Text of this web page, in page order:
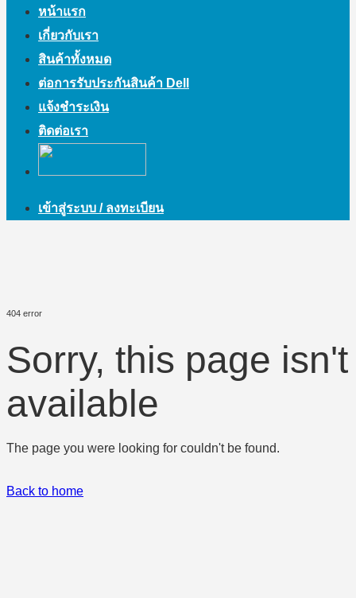
หน้าแรก
เกี่ยวกับเรา
สินค้าทั้งหมด
ต่อการรับประกันสินค้า Dell
แจ้งชำระเงิน
ติดต่อเรา
เข้าสู่ระบบ / ลงทะเบียน
404 error
Sorry, this page isn't
available
The page you were looking for couldn't be found.
Back to home